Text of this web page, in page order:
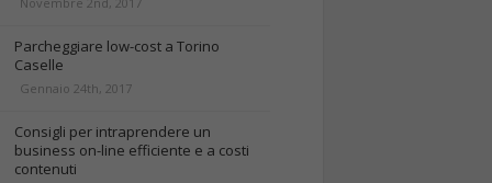
Parcheggiare low-cost a Torino
Caselle
Gennaio 24th, 2017
Consigli per intraprendere un
business on-line efficiente e a costi
contenuti